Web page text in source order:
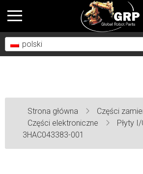
polski
Strona główna
Części
Części elektroniczne
Płyty I/
3HAC043383-001